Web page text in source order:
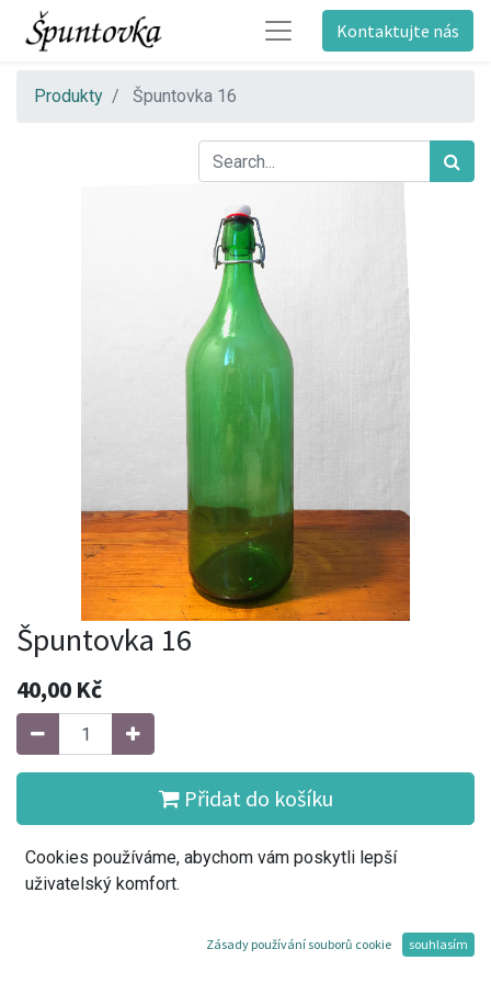
Kontaktujte nás
Produkty Špuntovka 16
Špuntovka 16
40,00 Kč
Přidat do košíku
Koupit
Přidat do seznamu přání
Cookies používáme, abychom vám poskytli lepší
uživatelský komfort.
Zásady používání souborů cookie souhlasím